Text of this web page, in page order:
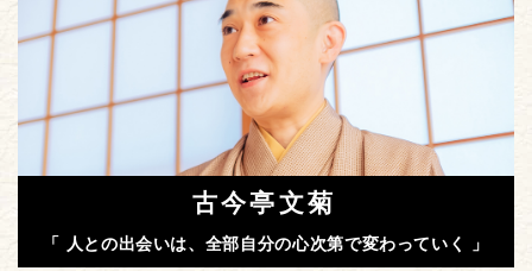
古今亭文菊
「 人との出会いは、全部自分の心次第で変わっていく 」